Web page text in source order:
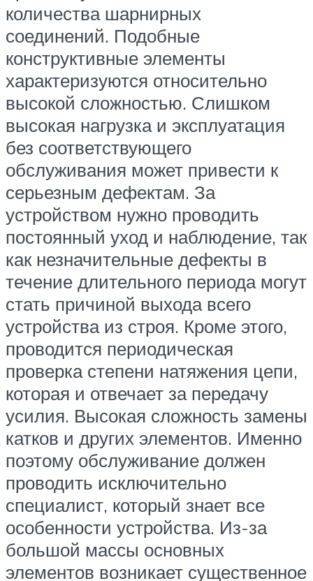
количества шарнирных
соединений. Подобные
конструктивные элементы
характеризуются относительно
высокой сложностью. Слишком
высокая нагрузка и эксплуатация
без соответствующего
обслуживания может привести к
серьезным дефектам. За
устройством нужно проводить
постоянный уход и наблюдение, так
как незначительные дефекты в
течение длительного периода могут
стать причиной выхода всего
устройства из строя. Кроме этого,
проводится периодическая
проверка степени натяжения цепи,
которая и отвечает за передачу
усилия. Высокая сложность замены
катков и других элементов. Именно
поэтому обслуживание должен
проводить исключительно
специалист, который знает все
особенности устройства. Из-за
большой массы основных
элементов возникает существенное